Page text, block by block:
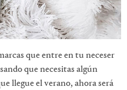
que entre en tu neceser
que necesitas algún
llegue el verano, ahora será